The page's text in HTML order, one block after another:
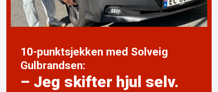
10-punktsjekken med Solveig
Gulbrandsen:
– Jeg skifter hjul selv.